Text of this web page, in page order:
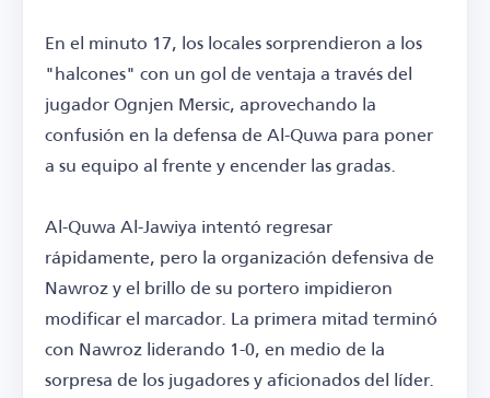
En el minuto 17, los locales sorprendieron a los
"halcones" con un gol de ventaja a través del
jugador Ognjen Mersic, aprovechando la
confusión en la defensa de Al-Quwa para poner
a su equipo al frente y encender las gradas.
Al-Quwa Al-Jawiya intentó regresar
rápidamente, pero la organización defensiva de
Nawroz y el brillo de su portero impidieron
modificar el marcador. La primera mitad terminó
con Nawroz liderando 1-0, en medio de la
sorpresa de los jugadores y aficionados del líder.